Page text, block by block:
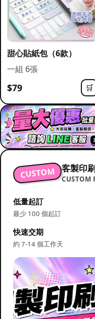
甜心貼紙包（6款）
一組 6張
$79 🛒
CUSTOM 客製印
CUSTOM
低量起訂
最少 100 個起訂
快速交期
約 7-14 個工作天